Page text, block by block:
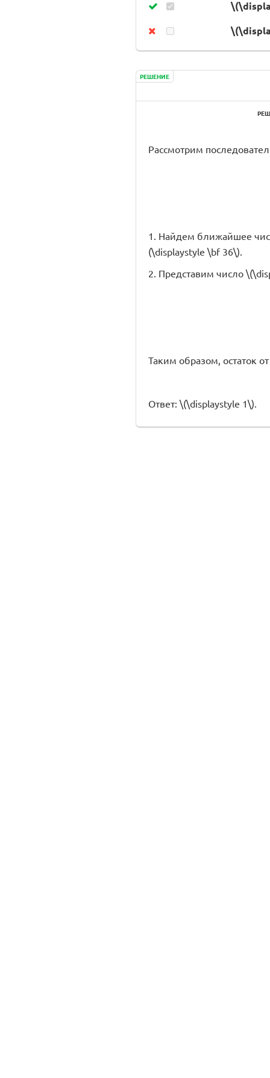
РЕШЕНИЕ
Рассмотрим
1. Найдем ближайшее
(\displaystyle \bf 36\).
2. Представим число
Таким образом, остаток
Ответ: \(\displaystyle 1\).